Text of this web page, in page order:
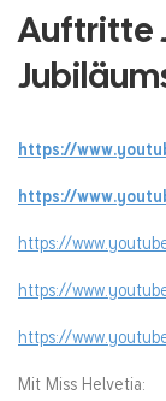
Auftritte
https://
https://
https://
https://
https://
Mit Miss Helvetia: